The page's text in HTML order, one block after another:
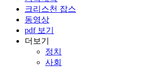
크리스천 잡스
동영상
pdf 보기
더보기
정치
사회